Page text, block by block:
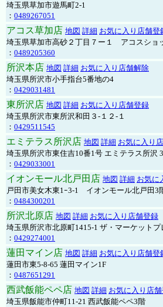
埼玉県草加市遊馬町2-1
： 0489267051
アコス草加店 地図 詳細 お気に入り店舗登
埼玉県草加市高砂２丁目７ー１ アコスショ
： 0489205360
所沢本店 地図 詳細 お気に入り店舗解除
埼玉県所沢市小手指台5番地の4
： 0429031481
東所沢店 地図 詳細 お気に入り店舗登録
埼玉県所沢市東所沢和田３-１２-１
： 0429511545
エミテラス所沢店 地図 詳細 お気に入り
埼玉県所沢市東住吉10番1号 エミテラス所沢
： 0429033001
イオンモール北戸田店 地図 詳細 お気に
戸田市美女木東1ｰ3‐1 イオンモール北戸田3
： 0484300201
所沢北原店 地図 詳細 お気に入り店舗登録
埼玉県所沢市北原町1415-1 ザ・マーケット
： 0429274001
蓮田マイン店 地図 詳細 お気に入り店舗登
蓮田市東5-8-65 蓮田マイン1F
： 0487651291
西武飯能ペペ店 地図 詳細 お気に入り店
埼玉県飯能市仲町11-21 西武飯能ペペ3階